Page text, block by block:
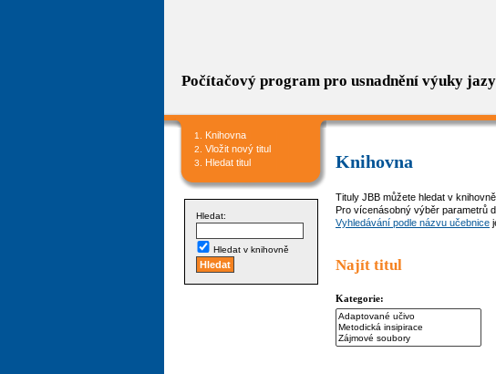
Počítačový program pro usnadnění výuky
Knihovna
Vložit nový titul
Hledat titul
Hledat:
Hledat v knihovně
Knihovna
Tituly JBB můžete hledat v
Pro vícenásobný výběr parametrů
Vyhledávání podle názvu učebnice
Najít titul
Kategorie: